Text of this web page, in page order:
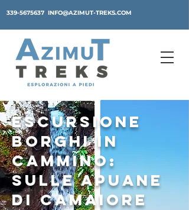
339-5675637 INFO@AZIMUT-TREKS.COM
escursione
borghi in
cammino:
sulle apuane
di camaiore